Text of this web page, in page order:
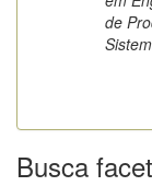
de
Busca